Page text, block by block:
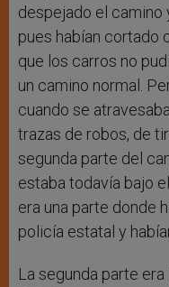
despejado el camino
pues habían cortado
que los carros no
un camino normal.
cuando se
trazas de robos, de
segunda parte del
estaba todavía bajo
era una parte donde
policía estatal y
La segunda parte